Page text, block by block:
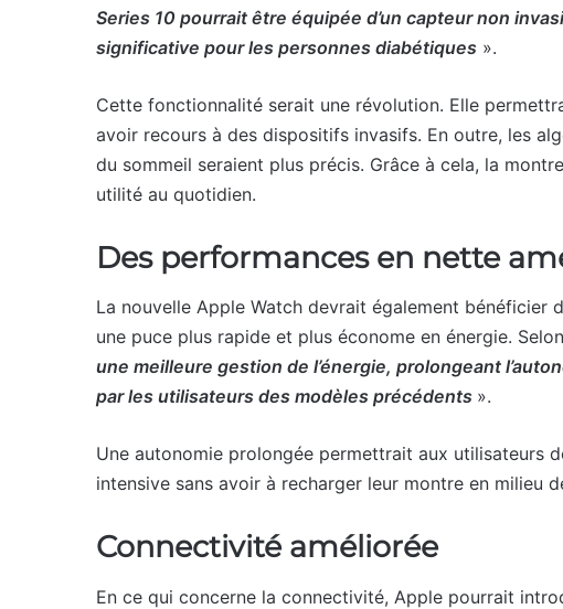
Series 10 pourrait être équipée d’un capteur non
significative pour les personnes diabétiques ».
Cette fonctionnalité serait une révolution. Elle
avoir recours à des dispositifs invasifs. En outre, les
du sommeil seraient plus précis. Grâce à cela, la
utilité au quotidien.
Des performances en nette
La nouvelle Apple Watch devrait également bénéficier
une puce plus rapide et plus économe en énergie.
une meilleure gestion de l’énergie, prolongeant
par les utilisateurs des modèles précédents ».
Une autonomie prolongée permettrait aux utilisateurs
intensive sans avoir à recharger leur montre en milieu
Connectivité améliorée
En ce qui concerne la connectivité, Apple pourrait